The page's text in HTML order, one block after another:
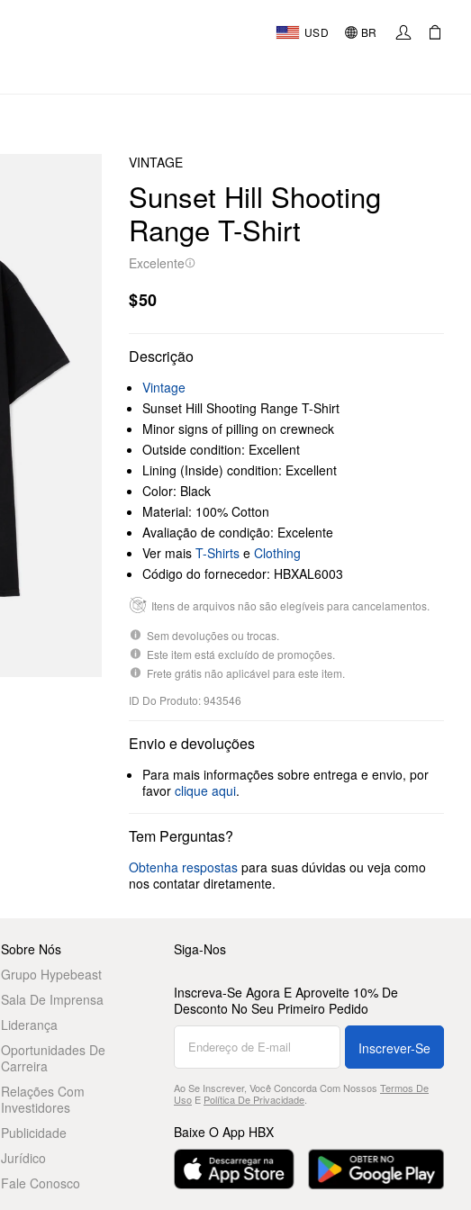
USD BR
VINTAGE
Sunset Hill Shooting
Range T-Shirt
Excelente
$50
Descrição
Vintage
Sunset Hill Shooting Range T-Shirt
Minor signs of pilling on crewneck
Outside condition: Excellent
Lining (Inside) condition: Excellent
Color: Black
Material: 100% Cotton
Avaliação de condição: Excelente
Ver mais T-Shirts e Clothing
Código do fornecedor: HBXAL6003
Itens de arquivos não são elegíveis para cancelamentos.
Sem devoluções ou trocas.
Este item está excluído de promoções.
Frete grátis não aplicável para este item.
ID Do Produto: 943546
Envio e devoluções
Para mais informações sobre entrega e envio, por
favor clique aqui.
Tem Perguntas?
Obtenha respostas para suas dúvidas ou veja como
nos contatar diretamente.
Sobre Nós
Grupo Hypebeast
Sala De Imprensa
Liderança
Oportunidades De
Carreira
Relações Com
Investidores
Publicidade
Jurídico
Fale Conosco
Siga-Nos
Inscreva-Se Agora E Aproveite 10% De
Desconto No Seu Primeiro Pedido
Inscrever-Se
Ao Se Inscrever, Você Concorda Com Nossos Termos De
UsoE Política De Privacidade.
Baixe O App HBX